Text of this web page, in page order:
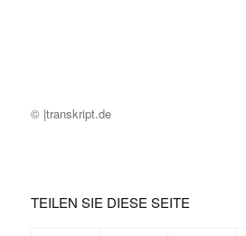
© |transkript.de
TEILEN SIE DIESE SEITE